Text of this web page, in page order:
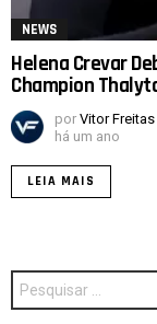
NEWS
Helena Crevar
Champion
por Vitor Freitas
há um ano
LEIA MAIS
Procurar
por: